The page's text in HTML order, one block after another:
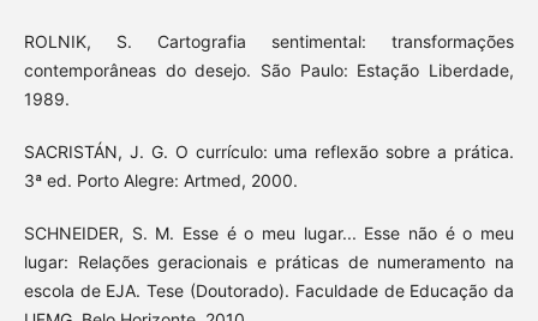
ROLNIK, S. Cartografia sentimental: transformações
contemporâneas do desejo. São Paulo: Estação Liberdade,
1989.
SACRISTÁN, J. G. O currículo: uma reflexão sobre a prática.
3ª ed. Porto Alegre: Artmed, 2000.
SCHNEIDER, S. M. Esse é o meu lugar... Esse não é o meu
lugar: Relações geracionais e práticas de numeramento na
escola de EJA. Tese (Doutorado). Faculdade de Educação da